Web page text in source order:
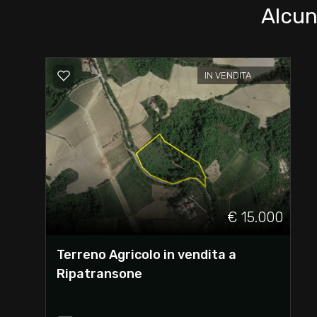
IN VENDITA
€ 15.000
Terreno Agricolo in vendita a
Ripatransone
Posto auto/Box
Balcone/Terrazzo
Ascensore
Arredato
Lusso